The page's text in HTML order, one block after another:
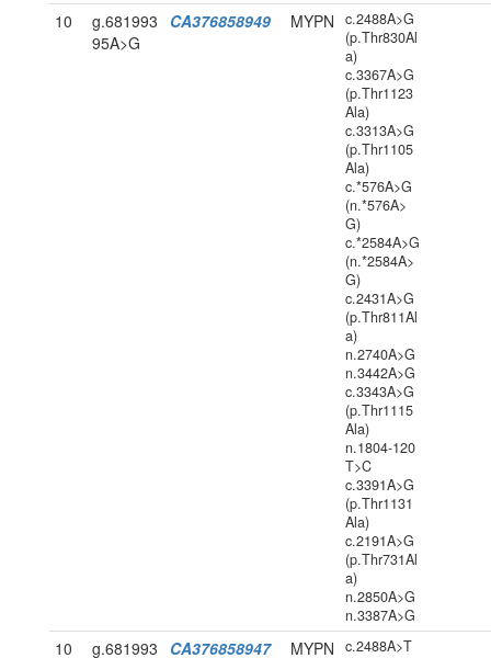
10
g.681993
95A>G
CA376858949 MYPN
c.2488A>G
(p.Thr830Al
a)
c.3367A>G
(p.Thr1123
Ala)
c.3313A>G
(p.Thr1105
Ala)
c.*576A>G
(n.*576A>
G)
c.*2584A>G
(n.*2584A>
G)
c.2431A>G
(p.Thr811Al
a)
n.2740A>G
n.3442A>G
c.3343A>G
(p.Thr1115
Ala)
n.1804-120
T>C
c.3391A>G
(p.Thr1131
Ala)
c.2191A>G
(p.Thr731Al
a)
n.2850A>G
n.3387A>G
10 g.681993 CA376858947 MYPN
c.2488A>T